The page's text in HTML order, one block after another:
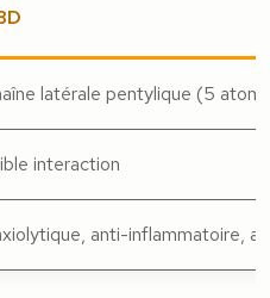
latérale pentylique (5
interaction
anti-inflammatoire,